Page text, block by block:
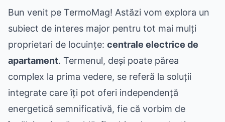
Bun venit pe TermoMag! Astăzi vom explora un
subiect de interes major pentru tot mai mulți
proprietari de locuințe: centrale electrice de
apartament. Termenul, deși poate părea
complex la prima vedere, se referă la soluții
integrate care îți pot oferi independență
energetică semnificativă, fie că vorbim de